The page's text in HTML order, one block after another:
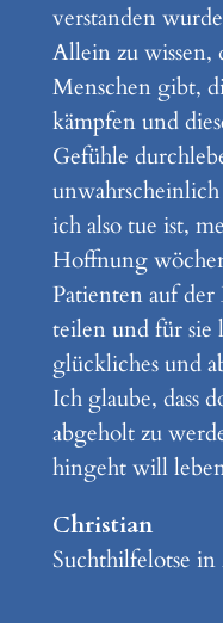
verstanden
Allein zu wissen,
Menschen gibt,
kämpfen und
Gefühle
ich also tue ist,
Hoffnung
Patienten auf
teilen und für sie
glückliches und
Ich glaube, dass
abgeholt zu
hingeht will
Christian
Suchthilfelotse